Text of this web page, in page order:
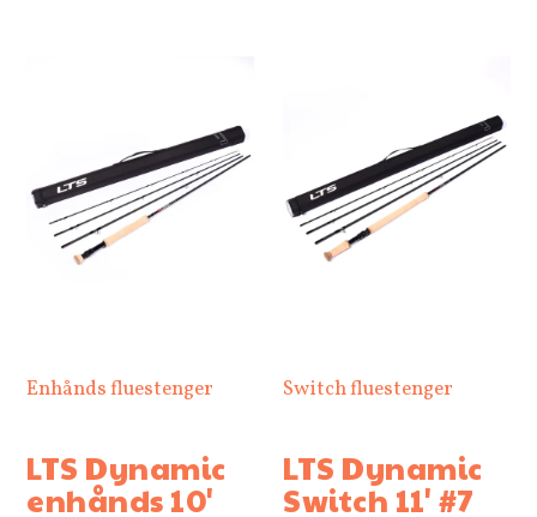
Enhånds fluestenger
LTS Dynamic
enhånds 10'
Switch fluestenger
LTS Dynamic
Switch 11' #7